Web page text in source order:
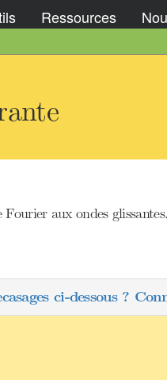
Ressources
aux ondes glissantes.
ci-dessous ?